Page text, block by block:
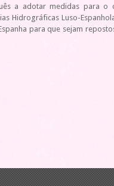
a adotar medidas para o
Hidrográficas Luso-
para que sejam